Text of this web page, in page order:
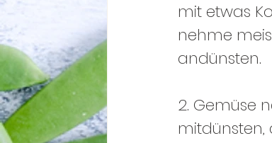
mit etwas
nehme
andünsten.
2. Gemüse